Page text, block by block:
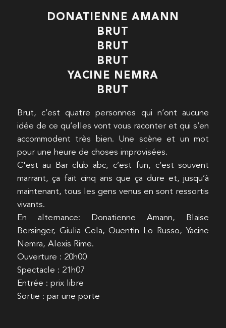
DONATIENNE AMANN
BRUT
BRUT
BRUT
YACINE NEMRA
BRUT
Brut, c’est quatre personnes qui n’ont aucune
idée de ce qu’elles vont vous raconter et qui s’en
accommodent très bien. Une scène et un mot
pour une heure de choses improvisées.
C'est au Bar club abc, c’est fun, c’est souvent
marrant, ça fait cinq ans que ça dure et, jusqu’à
maintenant, tous les gens venus en sont ressortis
vivants.
En alternance: Donatienne Amann, Blaise
Bersinger, Giulia Cela, Quentin Lo Russo, Yacine
Nemra, Alexis Rime.
Ouverture : 20h00
Spectacle : 21h07
Entrée : prix libre
Sortie : par une porte